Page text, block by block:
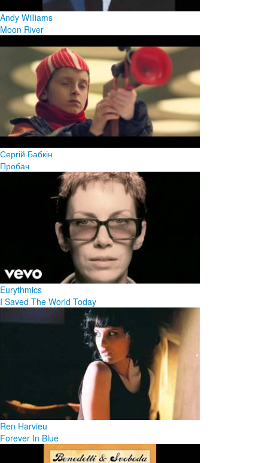
Andy Williams
Moon River
Сергій Бабкін
Пробач
Eurythmics
I Saved The World Today
Ren Harvieu
Forever In Blue